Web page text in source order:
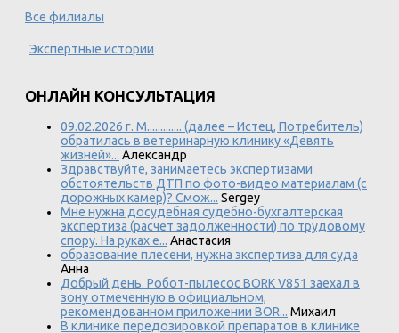
Все филиалы
Экспертные истории
ОНЛАЙН КОНСУЛЬТАЦИЯ
09.02.2026 г. М............. (далее – Истец, Потребитель)
обратилась в ветеринарную клинику «Девять
жизней»... Александр
Здравствуйте, занимаетесь экспертизами
обстоятельств ДТП по фото-видео материалам (с
дорожных камер)? Смож... Sergey
Мне нужна досудебная судебно-бухгалтерская
экспертиза (расчет задолженности) по трудовому
спору. На руках е... Анастасия
образование плесени, нужна экспертиза для суда
Анна
Добрый день. Робот-пылесос BORK V851 заехал в
зону отмеченную в официальном,
рекомендованном приложении BOR... Михаил
В клинике передозировкой препаратов в клинике